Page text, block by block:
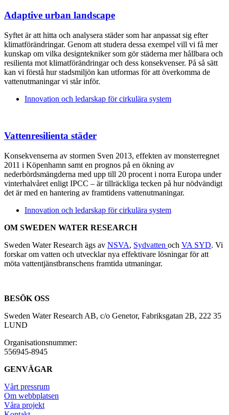
Adaptive urban landscape
Syftet är att hitta och analysera städer som har anpassat sig efter
klimatförändringar. Genom att studera dessa exempel vill vi få mer
kunskap om vilka designtekniker som gör städerna mer hållbara och
resilienta mot klimatförändringar och dess konsekvenser. På så sätt
kan vi förstå hur stadsmiljön kan utformas för att överkomma de
vattenutmaningar vi står inför.
Innovation och ledarskap för cirkulära system
Vattenresilienta städer
Konsekvenserna av stormen Sven 2013, effekten av monsterregnet
2011 i Köpenhamn samt en prognos på en ökning av
nederbördsmängderna med upp till 20 procent i norra Europa under
vinterhalvåret enligt IPCC – är tillräckliga tecken på hur nödvändigt
det är med en hantering av framtidens vattenutmaningar.
Innovation och ledarskap för cirkulära system
OM SWEDEN WATER RESEARCH
Sweden Water Research ägs av NSVA, Sydvatten och VA SYD. Vi
forskar om vatten och utvecklar nya effektivare lösningar för att
möta vattentjänstbranschens framtida utmaningar.
BESÖK OSS
Sweden Water Research AB, c/o Genetor, Fabriksgatan 2B, 222 35
LUND
Organisationsnummer:
556945-8945
GENVÄGAR
Vårt pressrum
Om webbplatsen
Våra projekt